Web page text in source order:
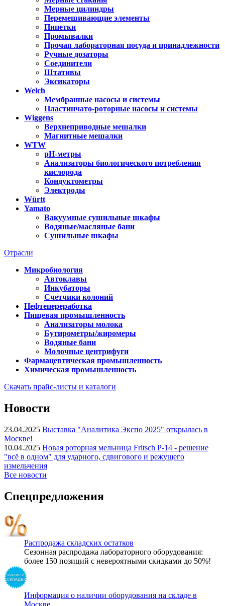
Мерные цилиндры
Перемешивающие элементы
Пипетки
Промывалки
Прочая лабораторная посуда и принадлежности
Ручные дозаторы
Соединители
Штативы
Эксикаторы
Welch
Мембранные насосы и системы
Пластинчато-роторные насосы и системы
Wiggens
Верхнеприводные мешалки
Магнитные мешалки
WTW
pH-метры
Анализаторы биологического потребления
кислорода
Кондуктометры
Электроды
Württ
Yamato
Вакуумные сушильные шкафы
Водяные/масляные бани
Сушильные шкафы
Отрасли
Микробиология
Автоклавы
Инкубаторы
Счетчики колоний
Нефтепереработка
Пищевая промышленность
Анализаторы молока
Бутирометры/жиромеры
Водяные бани
Молочные центрифуги
Фармацевтическая промышленность
Химическая промышленность
Скачать прайс-листы и каталоги
Новости
23.04.2025 Выставка "Аналитика Экспо 2025" открылась в
Москве!
10.04.2025 Новая роторная мельница Fritsch P-14 - решение
"всё в одном" для ударного, сдвигового и режущего
измельчения
Все новости
Спецпредложения
Распродажа складских остатков
Сезонная распродажа лабораторного оборудования:
более 150 позиций с невероятными скидками до 50%!
Информация о наличии оборудования на складе в
Москве